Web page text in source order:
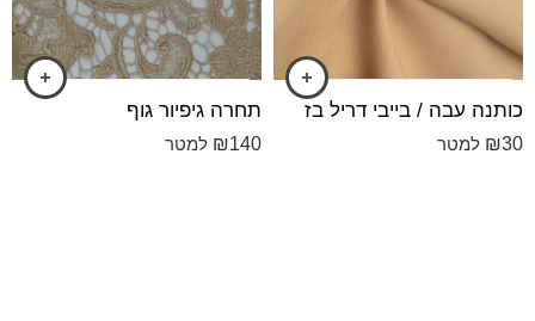
כותנה עבה / בייבי דריל בז
₪30 למטר
תחרה גיפיור גוף
₪140 למטר